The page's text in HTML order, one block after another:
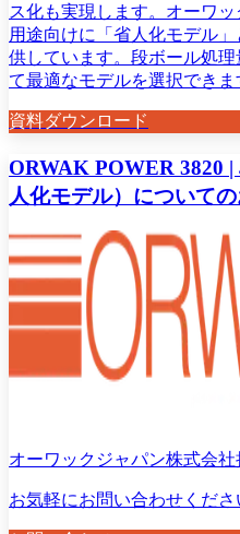
ス化も実現します。オーワ
用途向けに「省人化モデル
供しています。段ボール処
て最適なモデルを選択できま
資料ダウンロード
ORWAK POWER 3820
人化モデル）について
オーワックジャパン株式会社
お気軽にお問い合わせくださ